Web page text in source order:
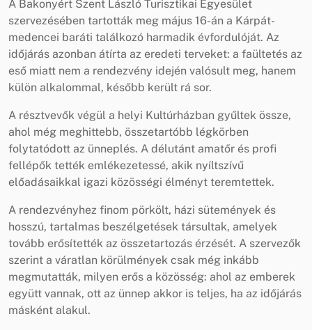
A Bakonyért Szent László Turisztikai Egyesület
szervezésében tartották meg május 16-án a Kárpát-
medencei baráti találkozó harmadik évfordulóját. Az
időjárás azonban átírta az eredeti terveket: a faültetés az
eső miatt nem a rendezvény idején valósult meg, hanem
külön alkalommal, később került rá sor.
A résztvevők végül a helyi Kultúrházban gyűltek össze,
ahol még meghittebb, összetartóbb légkörben
folytatódott az ünneplés. A délutánt amatőr és profi
fellépők tették emlékezetessé, akik nyíltszívű
előadásaikkal igazi közösségi élményt teremtettek.
A rendezvényhez finom pörkölt, házi sütemények és
hosszú, tartalmas beszélgetések társultak, amelyek
tovább erősítették az összetartozás érzését. A szervezők
szerint a váratlan körülmények csak még inkább
megmutatták, milyen erős a közösség: ahol az emberek
együtt vannak, ott az ünnep akkor is teljes, ha az időjárás
másként alakul.